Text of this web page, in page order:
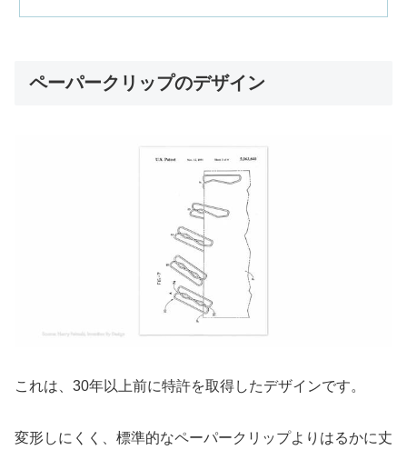
ペーパークリップのデザイン
これは、30年以上前に特許を取得したデザインです。
変形しにくく、標準的なペーパークリップよりはるかに丈